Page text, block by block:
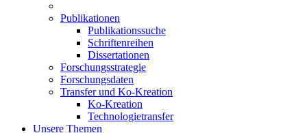
Publikationen
Publikationssuche
Schriftenreihen
Dissertationen
Forschungsstrategie
Forschungsdaten
Transfer und Ko-Kreation
Ko-Kreation
Technologietransfer
Unsere Themen